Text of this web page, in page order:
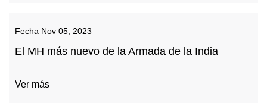
Fecha Nov 05, 2023
El MH más nuevo de la Armada de la India
Ver más